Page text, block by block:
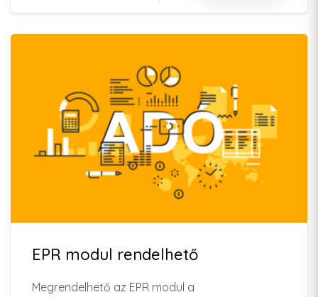
EPR modul rendelhető
Megrendelhető az EPR modul a